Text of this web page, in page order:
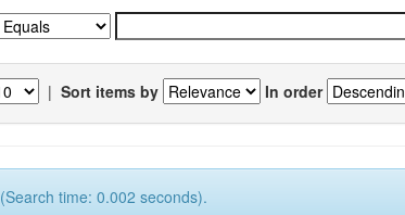
| Sort items by In order
time: 0.002 seconds).